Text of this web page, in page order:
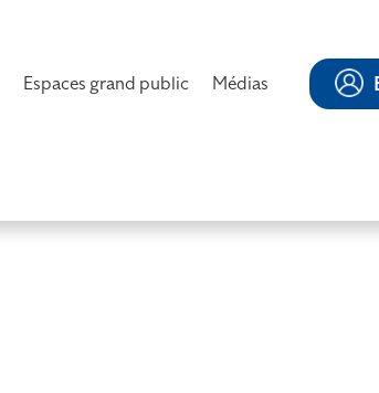
Espaces grand public Médias